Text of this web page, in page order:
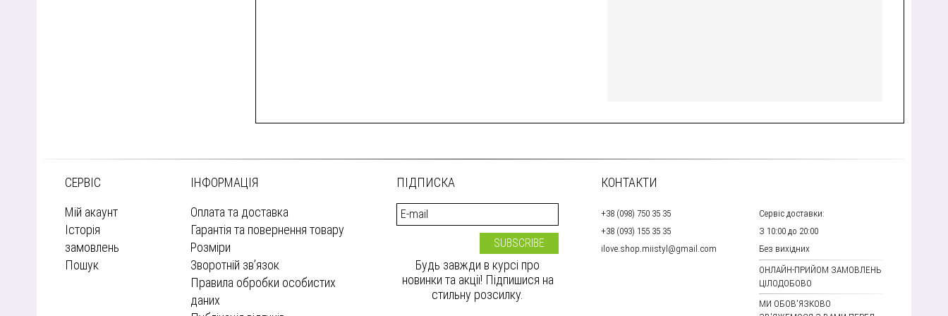
СЕРВІС
Мій акаунт
Історія
замовлень
Пошук
ІНФОРМАЦІЯ
Оплата та доставка
Гарантія та повернення товару
Розміри
Зворотній зв’язок
Правила обробки особистих
даних
ПІДПИСКА
Будь завжди в курсі про
новинки та акції! Підпишися на
стильну розсилку.
КОНТАКТИ
+38 (098) 750 35 35
Сервіс доставки:
+38 (093) 155 35 35
З 10:00 до 20:00
ilove.shop.miistyl@gmail.com
Без вихідних
ОНЛАЙН-ПРИЙОМ ЗАМОВЛЕНЬ
ЦІЛОДОБОВО
МИ ОБОВ'ЯЗКОВО